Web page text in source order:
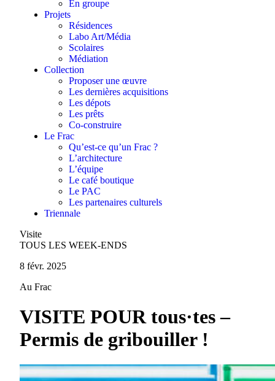
En groupe
Projets
Résidences
Labo Art/Média
Scolaires
Médiation
Collection
Proposer une œuvre
Les dernières acquisitions
Les dépots
Les prêts
Co-construire
Le Frac
Qu’est-ce qu’un Frac ?
L’architecture
L’équipe
Le café boutique
Le PAC
Les partenaires culturels
Triennale
Visite
TOUS LES WEEK-ENDS
8 févr. 2025
Au Frac
VISITE POUR tous·tes –
Permis de gribouiller !